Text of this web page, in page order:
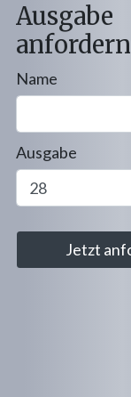
Ausgabe
anfordern
Name
Ausgabe